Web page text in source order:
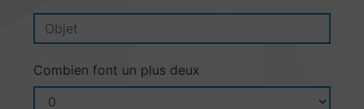
Combien font un plus deux